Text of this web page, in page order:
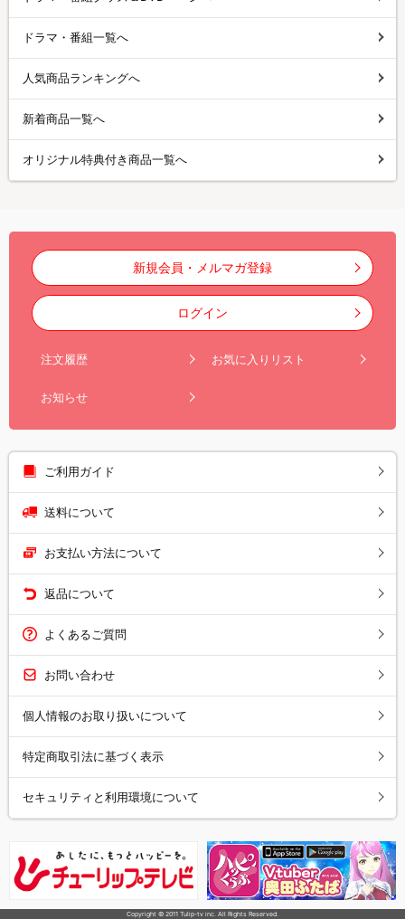
ドラマ・番組一覧へ
人気商品ランキングへ
新着商品一覧へ
オリジナル特典付き商品一覧へ
新規会員・メルマガ登録
ログイン
注文履歴 お気に入りリスト
お知らせ
ご利用ガイド
送料について
お支払い方法について
返品について
よくあるご質問
お問い合わせ
個人情報のお取り扱いについて
特定商取引法に基づく表示
セキュリティと利用環境について
Copyright © 2011 Tulip-tv inc. All Rights Reserved.